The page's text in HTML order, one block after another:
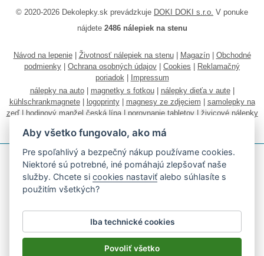
© 2020-2026 Dekolepky.sk prevádzkuje DOKI DOKI s.r.o. V ponuke
nájdete 2486 nálepiek na stenu
Návod na lepenie| Životnosť nálepiek na stenu| Magazín| Obchodné
podmienky
Ochrana osobných údajov Cookies
Reklamačný
poriadok|
Impressum
nálepky na auto| magnetky s fotkou| nálepky dieťa v aute|
kühlschrankmagnete| logoprinty| magnesy ze zdjęciem
samolepky na
zeď| hodinový manžel česká lípa| porovnanie tabletov| živicové nálepky
Podľa zákona o evidencii tržieb je predávajúci povinný vystaviť
kupujúcemu účtenku.
Aby všetko fungovalo, ako má
Pre spoľahlivý a bezpečný nákup používame cookies.
Niektoré sú potrebné, iné pomáhajú zlepšovať naše
služby. Chcete sicookies nastaviť alebo súhlasíte s
použitím všetkých?
Iba technické cookies
Povoliť všetko